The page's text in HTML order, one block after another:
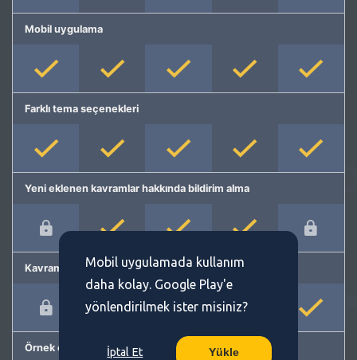
Mobil uygulama
Farklı tema seçenekleri
Yeni eklenen kavramlar hakkında bildirim alma
Kavram önerme
Örnek cümleler
Mobil uygulamada kullanım
daha kolay. Google Play'e
yönlendirilmek ister misiniz?
İptal Et Yükle